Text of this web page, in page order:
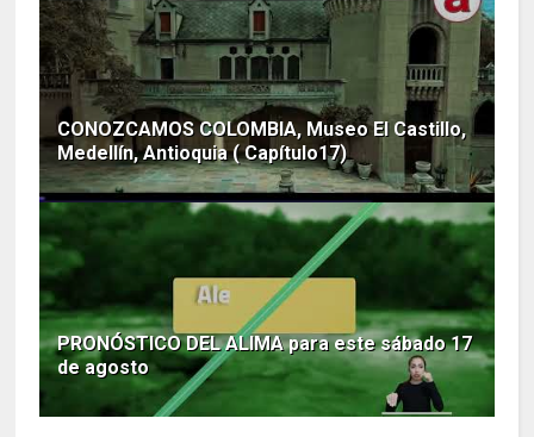
CONOZCAMOS COLOMBIA, Museo El Castillo,
Medellín, Antioquia ( Capítulo17)
PRONÓSTICO DEL ALIMA para este sábado 17
de agosto